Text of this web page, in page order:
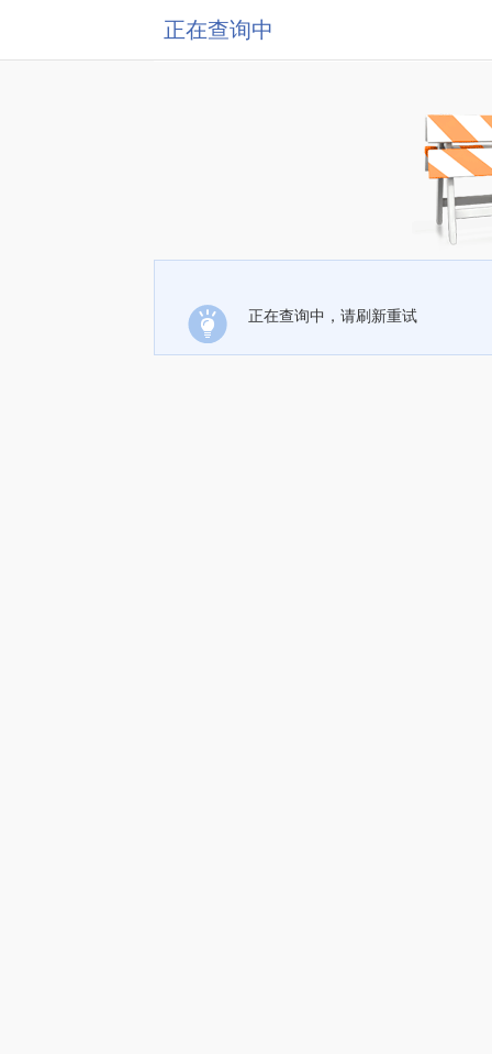
正在查询中
正在查询中，请刷新重试